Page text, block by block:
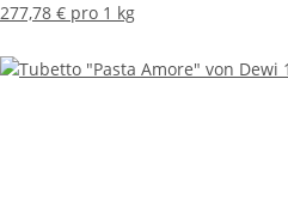
277,78 € pro 1 kg